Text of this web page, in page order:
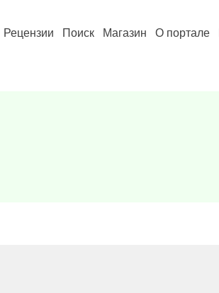
Рецензии Поиск Магазин О портале